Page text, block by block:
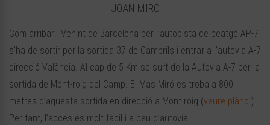
JOAN MIRÓ
Com arribar: Venint de Barcelona per l’autopista de peatge AP-7
s’ha de sortir per la sortida 37 de Cambrils i entrar a l’autovia A-7
direcció València. Al cap de 5 Km se surt de la Autovia A-7 per la
sortida de Mont-roig del Camp. El Mas Miró es troba a 800
metres d’aquesta sortida en direcció a Mont-roig (veure plànol ).
Per tant, l’accés és molt fàcil i a peu d’autovia.